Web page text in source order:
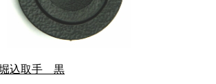
込取手 黒